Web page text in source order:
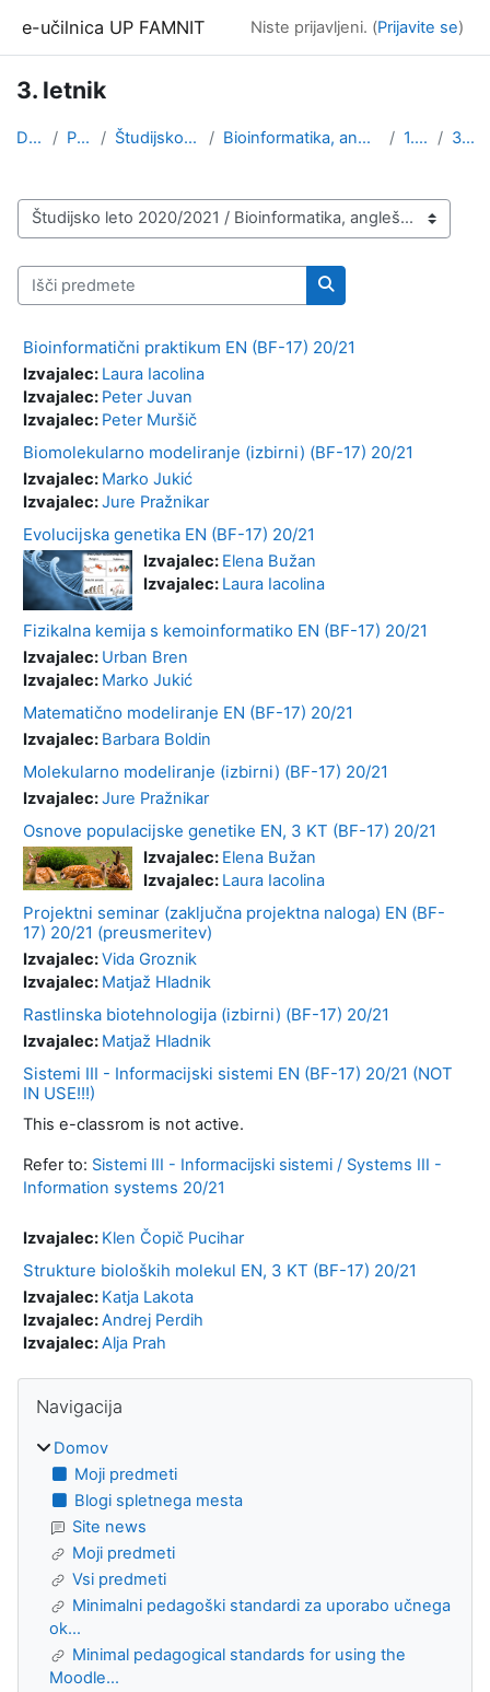
e-učilnica UP FAMNIT Niste prijavljeni. (Prijavite se)
3. letnik
Domov Predmeti Študijsko leto 2020/2021 Bioinformatika, angleška izvedba (1. stopnja) 1.stopnja 3. letnik
Kategorije predmetov
Išči predmete
Išči predmete
Bioinformatični praktikum EN (BF-17) 20/21
Izvajalec: Laura Iacolina
Izvajalec: Peter Juvan
Izvajalec: Peter Muršič
Biomolekularno modeliranje (izbirni) (BF-17) 20/21
Izvajalec: Marko Jukić
Izvajalec:Jure Pražnikar
Evolucijska genetika EN (BF-17) 20/21
Izvajalec: Elena Bužan
Izvajalec: Laura Iacolina
Fizikalna kemija s kemoinformatiko EN (BF-17) 20/21
Izvajalec: Urban Bren
Izvajalec: Marko Jukić
Matematično modeliranje EN (BF-17) 20/21
Izvajalec: Barbara Boldin
Molekularno modeliranje (izbirni) (BF-17) 20/21
Izvajalec:Jure Pražnikar
Osnove populacijske genetike EN, 3 KT (BF-17) 20/21
Izvajalec: Elena Bužan
Izvajalec: Laura Iacolina
Projektni seminar (zaključna projektna naloga) EN (BF-
17) 20/21 (preusmeritev)
Izvajalec:Vida Groznik
Izvajalec: Matjaž Hladnik
Rastlinska biotehnologija (izbirni) (BF-17) 20/21
Izvajalec: Matjaž Hladnik
Sistemi III - Informacijski sistemi EN (BF-17) 20/21 (NOT
IN USE!!!)
This e-classrom is not active.
Refer to: Sistemi III - Informacijski sistemi / Systems III -
Information systems 20/21
Izvajalec: Klen Čopič Pucihar
Strukture bioloških molekul EN, 3 KT (BF-17) 20/21
Izvajalec: Katja Lakota
Izvajalec:Andrej Perdih
Izvajalec:Alja Prah
Bloki
Navigacija
Domov
Moji predmeti
Blogi spletnega mesta
Site news
Moji predmeti
Vsi predmeti
Minimalni pedagoški standardi za uporabo učnega
ok...
Minimal pedagogical standards for using the
Moodle...